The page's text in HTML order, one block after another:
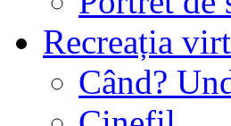
Recreația
Când?